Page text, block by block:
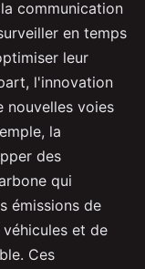
communication
en temps
leur
l'innovation
nouvelles voies
la
des
qui
émissions de
et de
Ces